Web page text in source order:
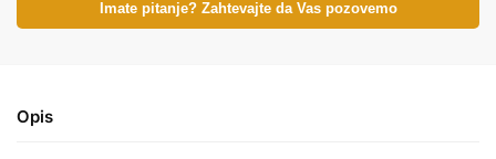
Imate pitanje? Zahtevajte da Vas pozovemo
Opis